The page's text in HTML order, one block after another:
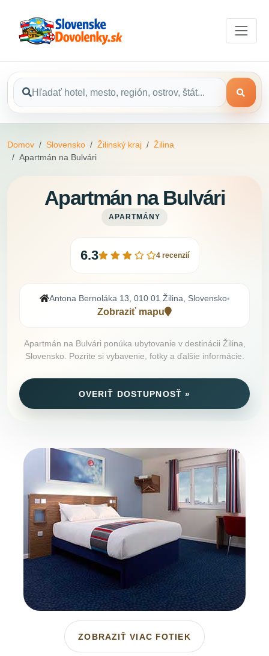
Domov Slovensko Žilinský kraj
Žilina
Apartmán na Bulvári
Apartmán na Bulvári
APARTMÁNY
6.3 4 recenzií
Antona Bernoláka 13, 010 01 Žilina, Slovensko•
Zobraziť mapu
Apartmán na Bulvári ponúka ubytovanie v destinácii Žilina,
Slovensko. Pozrite si vybavenie, fotky a ďalšie informácie.
OVERIŤ DOSTUPNOSŤ »
ZOBRAZIŤ VIAC FOTIEK